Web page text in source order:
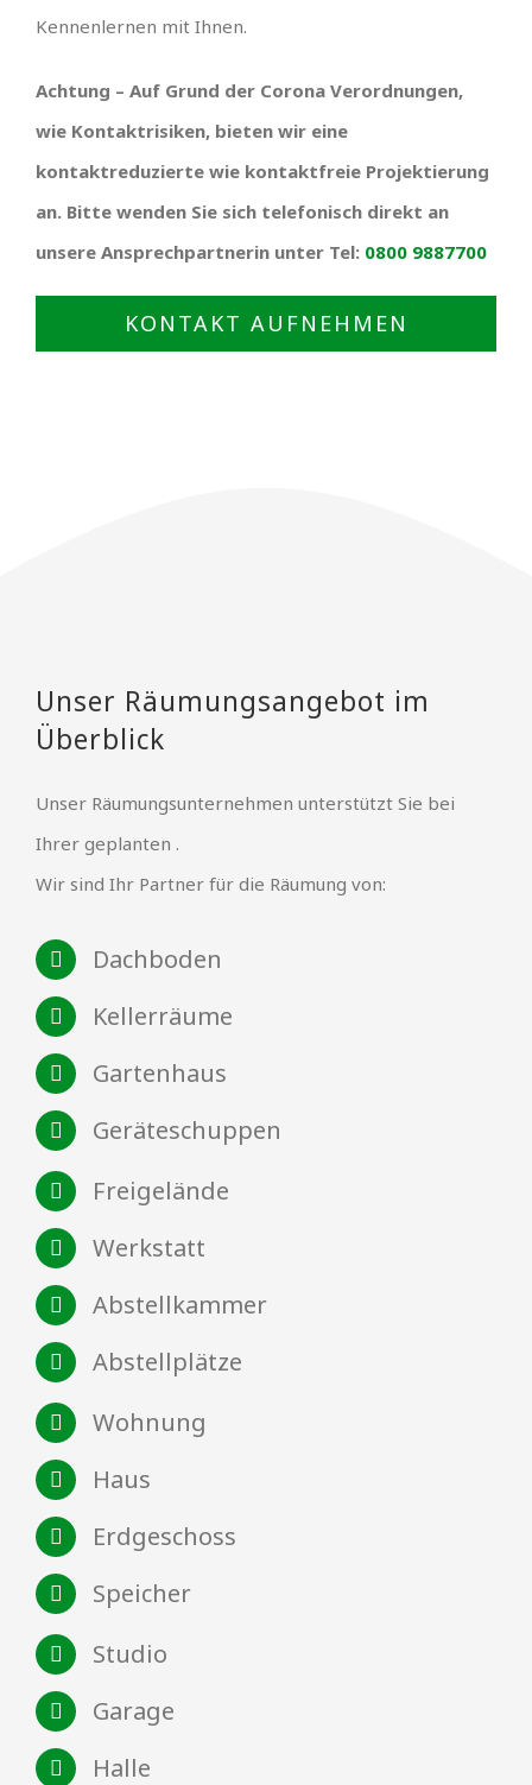
Kennenlernen mit Ihnen.
Achtung – Auf Grund der Corona Verordnungen,
wie Kontaktrisiken, bieten wir eine
kontaktreduzierte wie kontaktfreie Projektierung
an. Bitte wenden Sie sich telefonisch direkt an
unsere Ansprechpartnerin unter Tel: 0800 9887700
KONTAKT AUFNEHMEN
Unser Räumungsangebot im
Überblick
Unser Räumungsunternehmen unterstützt Sie bei
Ihrer geplanten .
Wir sind Ihr Partner für die Räumung von:
Dachboden
Kellerräume
Gartenhaus
Geräteschuppen
Freigelände
Werkstatt
Abstellkammer
Abstellplätze
Wohnung
Haus
Erdgeschoss
Speicher
Studio
Garage
Halle